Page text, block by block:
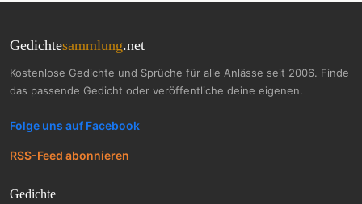
Gedichtesammlung.net
Kostenlose Gedichte und Sprüche für alle Anlässe seit 2006. Finde
das passende Gedicht oder veröffentliche deine eigenen.
Folge uns auf Facebook
RSS-Feed abonnieren
Gedichte